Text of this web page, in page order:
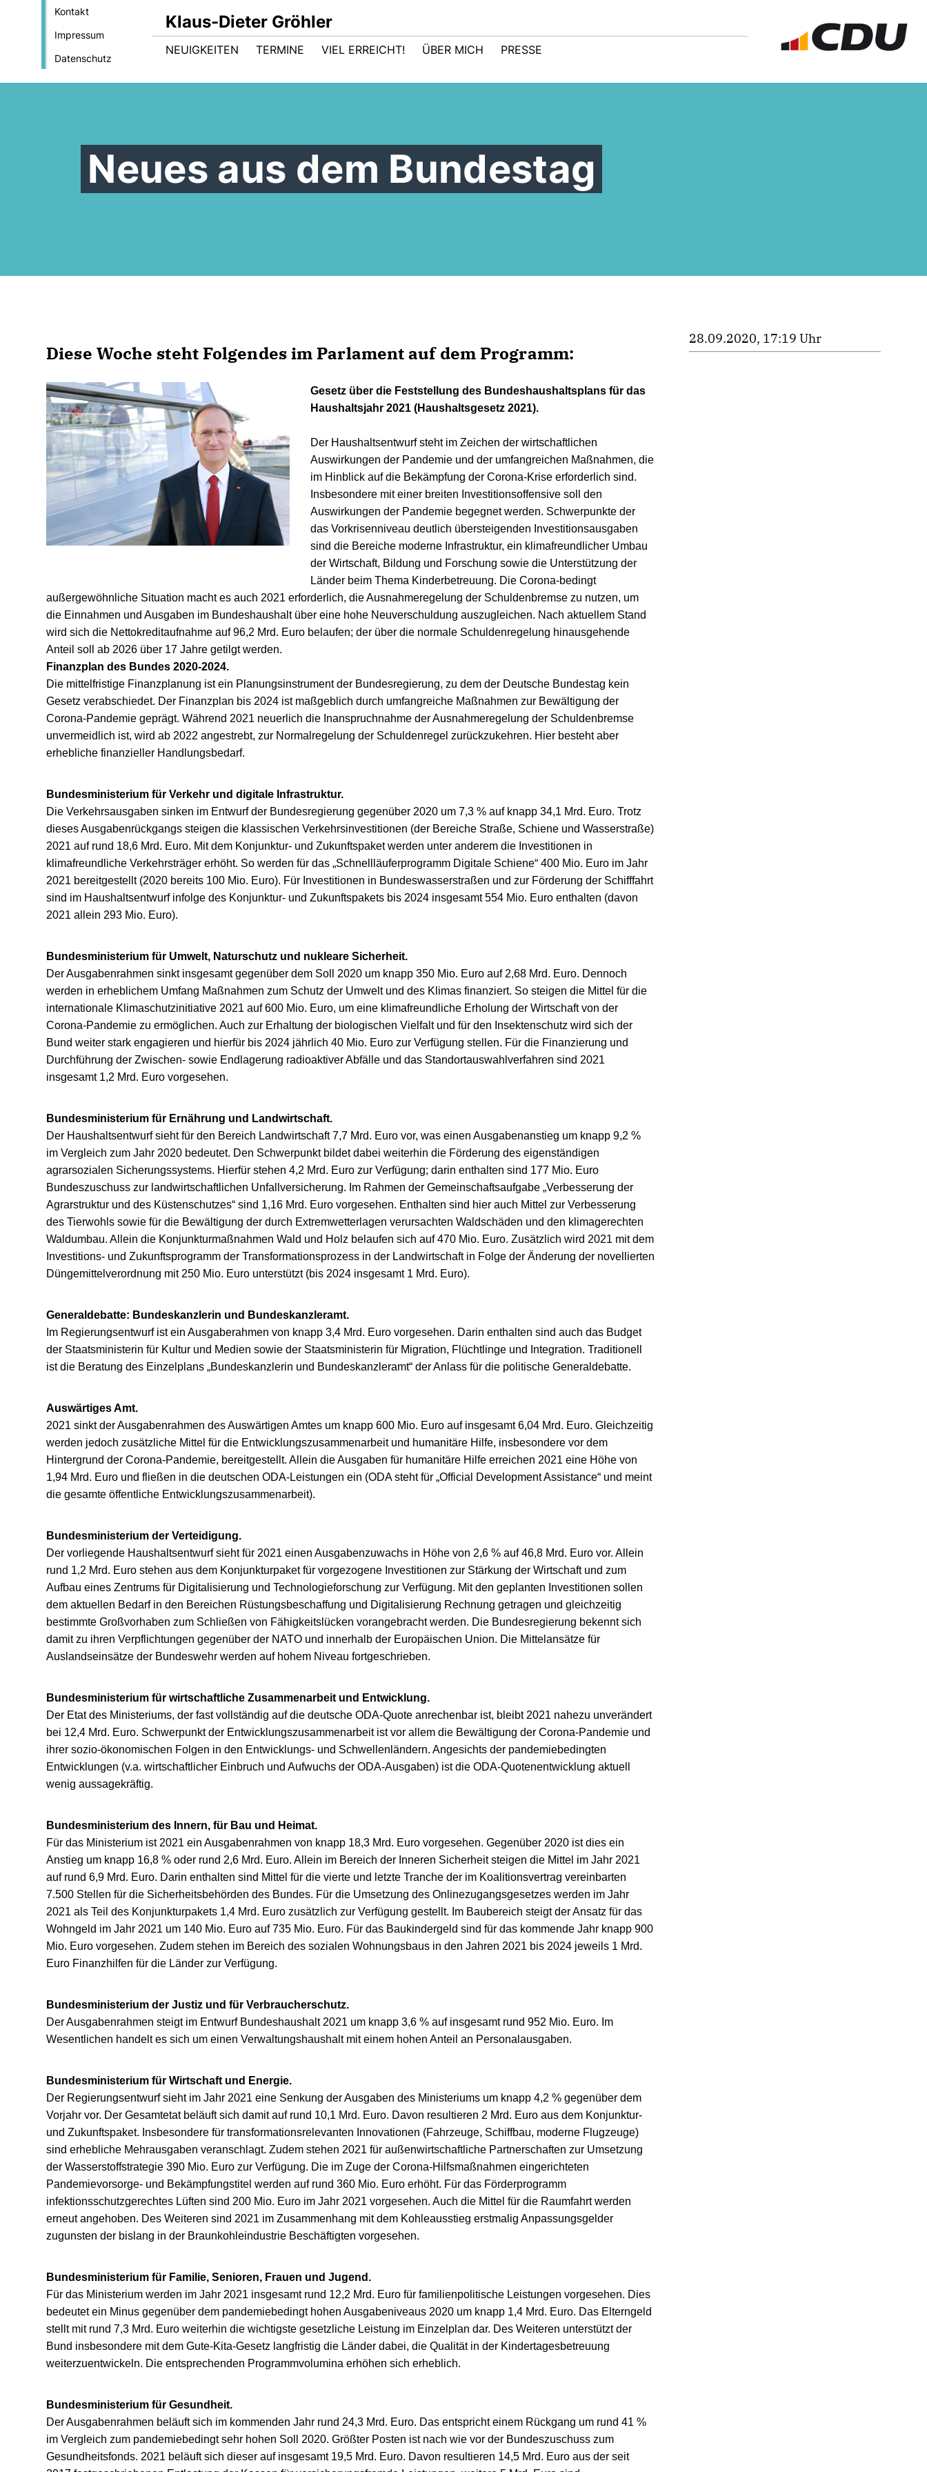
Kontakt
Impressum
Datenschutz
Klaus-Dieter Gröhler
NEUIGKEITEN TERMINE VIEL ERREICHT! ÜBER MICH PRESSE
Neues aus dem Bundestag
Diese Woche steht Folgendes im Parlament auf dem Programm:
Gesetz über die Feststellung des Bundeshaushaltsplans für das
Haushaltsjahr 2021 (Haushaltsgesetz 2021).
Der Haushaltsentwurf steht im Zeichen der wirtschaftlichen
Auswirkungen der Pandemie und der umfangreichen Maßnahmen, die
im Hinblick auf die Bekämpfung der Corona-Krise erforderlich sind.
Insbesondere mit einer breiten Investitionsoffensive soll den
Auswirkungen der Pandemie begegnet werden. Schwerpunkte der
das Vorkrisenniveau deutlich übersteigenden Investitionsausgaben
sind die Bereiche moderne Infrastruktur, ein klimafreundlicher Umbau
der Wirtschaft, Bildung und Forschung sowie die Unterstützung der
Länder beim Thema Kinderbetreuung. Die Corona-bedingt
außergewöhnliche Situation macht es auch 2021 erforderlich, die Ausnahmeregelung der Schuldenbremse zu nutzen, um
die Einnahmen und Ausgaben im Bundeshaushalt über eine hohe Neuverschuldung auszugleichen. Nach aktuellem Stand
wird sich die Nettokreditaufnahme auf 96,2 Mrd. Euro belaufen; der über die normale Schuldenregelung hinausgehende
Anteil soll ab 2026 über 17 Jahre getilgt werden.
Finanzplan des Bundes 2020-2024.
Die mittelfristige Finanzplanung ist ein Planungsinstrument der Bundesregierung, zu dem der Deutsche Bundestag kein
Gesetz verabschiedet. Der Finanzplan bis 2024 ist maßgeblich durch umfangreiche Maßnahmen zur Bewältigung der
Corona-Pandemie geprägt. Während 2021 neuerlich die Inanspruchnahme der Ausnahmeregelung der Schuldenbremse
unvermeidlich ist, wird ab 2022 angestrebt, zur Normalregelung der Schuldenregel zurückzukehren. Hier besteht aber
erhebliche finanzieller Handlungsbedarf.
Bundesministerium für Verkehr und digitale Infrastruktur.
Die Verkehrsausgaben sinken im Entwurf der Bundesregierung gegenüber 2020 um 7,3 % auf knapp 34,1 Mrd. Euro. Trotz
dieses Ausgabenrückgangs steigen die klassischen Verkehrsinvestitionen (der Bereiche Straße, Schiene und Wasserstraße)
2021 auf rund 18,6 Mrd. Euro. Mit dem Konjunktur- und Zukunftspaket werden unter anderem die Investitionen in
klimafreundliche Verkehrsträger erhöht. So werden für das „Schnellläuferprogramm Digitale Schiene“ 400 Mio. Euro im Jahr
2021 bereitgestellt (2020 bereits 100 Mio. Euro). Für Investitionen in Bundeswasserstraßen und zur Förderung der Schifffahrt
sind im Haushaltsentwurf infolge des Konjunktur- und Zukunftspakets bis 2024 insgesamt 554 Mio. Euro enthalten (davon
2021 allein 293 Mio. Euro).
Bundesministerium für Umwelt, Naturschutz und nukleare Sicherheit.
Der Ausgabenrahmen sinkt insgesamt gegenüber dem Soll 2020 um knapp 350 Mio. Euro auf 2,68 Mrd. Euro. Dennoch
werden in erheblichem Umfang Maßnahmen zum Schutz der Umwelt und des Klimas finanziert. So steigen die Mittel für die
internationale Klimaschutzinitiative 2021 auf 600 Mio. Euro, um eine klimafreundliche Erholung der Wirtschaft von der
Corona-Pandemie zu ermöglichen. Auch zur Erhaltung der biologischen Vielfalt und für den Insektenschutz wird sich der
Bund weiter stark engagieren und hierfür bis 2024 jährlich 40 Mio. Euro zur Verfügung stellen. Für die Finanzierung und
Durchführung der Zwischen- sowie Endlagerung radioaktiver Abfälle und das Standortauswahlverfahren sind 2021
insgesamt 1,2 Mrd. Euro vorgesehen.
Bundesministerium für Ernährung und Landwirtschaft.
Der Haushaltsentwurf sieht für den Bereich Landwirtschaft 7,7 Mrd. Euro vor, was einen Ausgabenanstieg um knapp 9,2 %
im Vergleich zum Jahr 2020 bedeutet. Den Schwerpunkt bildet dabei weiterhin die Förderung des eigenständigen
agrarsozialen Sicherungssystems. Hierfür stehen 4,2 Mrd. Euro zur Verfügung; darin enthalten sind 177 Mio. Euro
Bundeszuschuss zur landwirtschaftlichen Unfallversicherung. Im Rahmen der Gemeinschaftsaufgabe „Verbesserung der
Agrarstruktur und des Küstenschutzes“ sind 1,16 Mrd. Euro vorgesehen. Enthalten sind hier auch Mittel zur Verbesserung
des Tierwohls sowie für die Bewältigung der durch Extremwetterlagen verursachten Waldschäden und den klimagerechten
Waldumbau. Allein die Konjunkturmaßnahmen Wald und Holz belaufen sich auf 470 Mio. Euro. Zusätzlich wird 2021 mit dem
Investitions- und Zukunftsprogramm der Transformationsprozess in der Landwirtschaft in Folge der Änderung der novellierten
Düngemittelverordnung mit 250 Mio. Euro unterstützt (bis 2024 insgesamt 1 Mrd. Euro).
Generaldebatte: Bundeskanzlerin und Bundeskanzleramt.
Im Regierungsentwurf ist ein Ausgaberahmen von knapp 3,4 Mrd. Euro vorgesehen. Darin enthalten sind auch das Budget
der Staatsministerin für Kultur und Medien sowie der Staatsministerin für Migration, Flüchtlinge und Integration. Traditionell
ist die Beratung des Einzelplans „Bundeskanzlerin und Bundeskanzleramt“ der Anlass für die politische Generaldebatte.
Auswärtiges Amt.
2021 sinkt der Ausgabenrahmen des Auswärtigen Amtes um knapp 600 Mio. Euro auf insgesamt 6,04 Mrd. Euro. Gleichzeitig
werden jedoch zusätzliche Mittel für die Entwicklungszusammenarbeit und humanitäre Hilfe, insbesondere vor dem
Hintergrund der Corona-Pandemie, bereitgestellt. Allein die Ausgaben für humanitäre Hilfe erreichen 2021 eine Höhe von
1,94 Mrd. Euro und fließen in die deutschen ODA-Leistungen ein (ODA steht für „Official Development Assistance“ und meint
die gesamte öffentliche Entwicklungszusammenarbeit).
Bundesministerium der Verteidigung.
Der vorliegende Haushaltsentwurf sieht für 2021 einen Ausgabenzuwachs in Höhe von 2,6 % auf 46,8 Mrd. Euro vor. Allein
rund 1,2 Mrd. Euro stehen aus dem Konjunkturpaket für vorgezogene Investitionen zur Stärkung der Wirtschaft und zum
Aufbau eines Zentrums für Digitalisierung und Technologieforschung zur Verfügung. Mit den geplanten Investitionen sollen
dem aktuellen Bedarf in den Bereichen Rüstungsbeschaffung und Digitalisierung Rechnung getragen und gleichzeitig
bestimmte Großvorhaben zum Schließen von Fähigkeitslücken vorangebracht werden. Die Bundesregierung bekennt sich
damit zu ihren Verpflichtungen gegenüber der NATO und innerhalb der Europäischen Union. Die Mittelansätze für
Auslandseinsätze der Bundeswehr werden auf hohem Niveau fortgeschrieben.
Bundesministerium für wirtschaftliche Zusammenarbeit und Entwicklung.
Der Etat des Ministeriums, der fast vollständig auf die deutsche ODA-Quote anrechenbar ist, bleibt 2021 nahezu unverändert
bei 12,4 Mrd. Euro. Schwerpunkt der Entwicklungszusammenarbeit ist vor allem die Bewältigung der Corona-Pandemie und
ihrer sozio-ökonomischen Folgen in den Entwicklungs- und Schwellenländern. Angesichts der pandemiebedingten
Entwicklungen (v.a. wirtschaftlicher Einbruch und Aufwuchs der ODA-Ausgaben) ist die ODA-Quotenentwicklung aktuell
wenig aussagekräftig.
Bundesministerium des Innern, für Bau und Heimat.
Für das Ministerium ist 2021 ein Ausgabenrahmen von knapp 18,3 Mrd. Euro vorgesehen. Gegenüber 2020 ist dies ein
Anstieg um knapp 16,8 % oder rund 2,6 Mrd. Euro. Allein im Bereich der Inneren Sicherheit steigen die Mittel im Jahr 2021
auf rund 6,9 Mrd. Euro. Darin enthalten sind Mittel für die vierte und letzte Tranche der im Koalitionsvertrag vereinbarten
7.500 Stellen für die Sicherheitsbehörden des Bundes. Für die Umsetzung des Onlinezugangsgesetzes werden im Jahr
2021 als Teil des Konjunkturpakets 1,4 Mrd. Euro zusätzlich zur Verfügung gestellt. Im Baubereich steigt der Ansatz für das
Wohngeld im Jahr 2021 um 140 Mio. Euro auf 735 Mio. Euro. Für das Baukindergeld sind für das kommende Jahr knapp 900
Mio. Euro vorgesehen. Zudem stehen im Bereich des sozialen Wohnungsbaus in den Jahren 2021 bis 2024 jeweils 1 Mrd.
Euro Finanzhilfen für die Länder zur Verfügung.
Bundesministerium der Justiz und für Verbraucherschutz.
Der Ausgabenrahmen steigt im Entwurf Bundeshaushalt 2021 um knapp 3,6 % auf insgesamt rund 952 Mio. Euro. Im
Wesentlichen handelt es sich um einen Verwaltungshaushalt mit einem hohen Anteil an Personalausgaben.
Bundesministerium für Wirtschaft und Energie.
Der Regierungsentwurf sieht im Jahr 2021 eine Senkung der Ausgaben des Ministeriums um knapp 4,2 % gegenüber dem
Vorjahr vor. Der Gesamtetat beläuft sich damit auf rund 10,1 Mrd. Euro. Davon resultieren 2 Mrd. Euro aus dem Konjunktur-
und Zukunftspaket. Insbesondere für transformationsrelevanten Innovationen (Fahrzeuge, Schiffbau, moderne Flugzeuge)
sind erhebliche Mehrausgaben veranschlagt. Zudem stehen 2021 für außenwirtschaftliche Partnerschaften zur Umsetzung
der Wasserstoffstrategie 390 Mio. Euro zur Verfügung. Die im Zuge der Corona-Hilfsmaßnahmen eingerichteten
Pandemievorsorge- und Bekämpfungstitel werden auf rund 360 Mio. Euro erhöht. Für das Förderpro­gramm
infektionsschutzgerechtes Lüften sind 200 Mio. Euro im Jahr 2021 vorgesehen. Auch die Mittel für die Raumfahrt werden
erneut angehoben. Des Weiteren sind 2021 im Zusammenhang mit dem Kohleausstieg erstmalig Anpassungsgelder
zugunsten der bislang in der Braunkohleindustrie Beschäftigten vorgesehen.
Bundesministerium für Familie, Senioren, Frauen und Jugend.
Für das Ministerium werden im Jahr 2021 insgesamt rund 12,2 Mrd. Euro für familienpolitische Leistungen vorgesehen. Dies
bedeutet ein Minus gegenüber dem pandemiebedingt hohen Ausgabeniveaus 2020 um knapp 1,4 Mrd. Euro. Das Elterngeld
stellt mit rund 7,3 Mrd. Euro weiterhin die wichtigste gesetzliche Leistung im Einzelplan dar. Des Weiteren unterstützt der
Bund insbesondere mit dem Gute-Kita-Gesetz langfristig die Länder dabei, die Qualität in der Kindertagesbetreuung
weiterzuentwickeln. Die entsprechenden Programmvolumina erhöhen sich erheblich.
Bundesministerium für Gesundheit.
Der Ausgabenrahmen beläuft sich im kommenden Jahr rund 24,3 Mrd. Euro. Das entspricht einem Rückgang um rund 41 %
im Vergleich zum pandemiebedingt sehr hohen Soll 2020. Größter Posten ist nach wie vor der Bundeszuschuss zum
Gesundheitsfonds. 2021 beläuft sich dieser auf insgesamt 19,5 Mrd. Euro. Davon resultieren 14,5 Mrd. Euro aus der seit
28.09.2020, 17:19 Uhr